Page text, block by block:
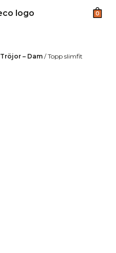
0
Tröjor – Dam /Topp slimfit